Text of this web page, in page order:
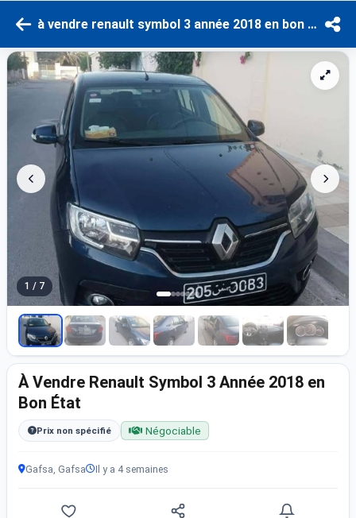
à vendre renault symbol 3 année 2018 en bon état
1 / 7
À Vendre Renault Symbol 3 Année 2018 en
Bon État
Prix non spécifié Négociable
Gafsa, Gafsa Il y a 4 semaines